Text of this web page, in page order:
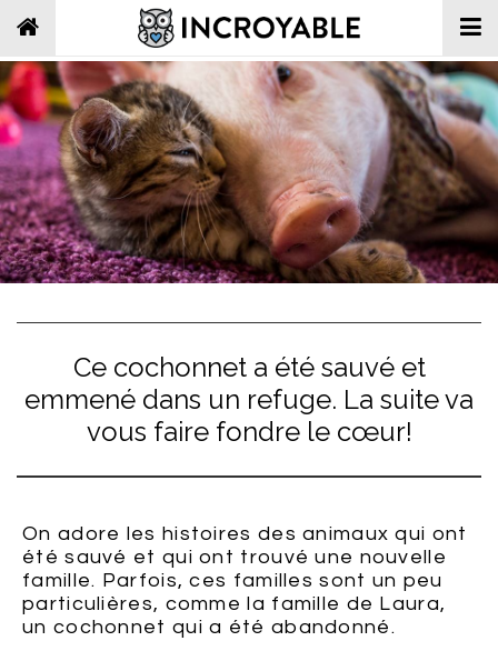
Ce cochonnet a été sauvé et
emmené dans un refuge. La suite va
vous faire fondre le cœur!
On adore les histoires des animaux qui ont
été sauvé et qui ont trouvé une nouvelle
famille. Parfois, ces familles sont un peu
particulières, comme la famille de Laura,
un cochonnet qui a été abandonné.